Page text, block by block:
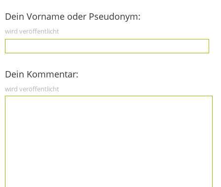
Dein Vorname oder Pseudonym:
wird veröffentlicht
Dein Kommentar:
wird veröffentlicht